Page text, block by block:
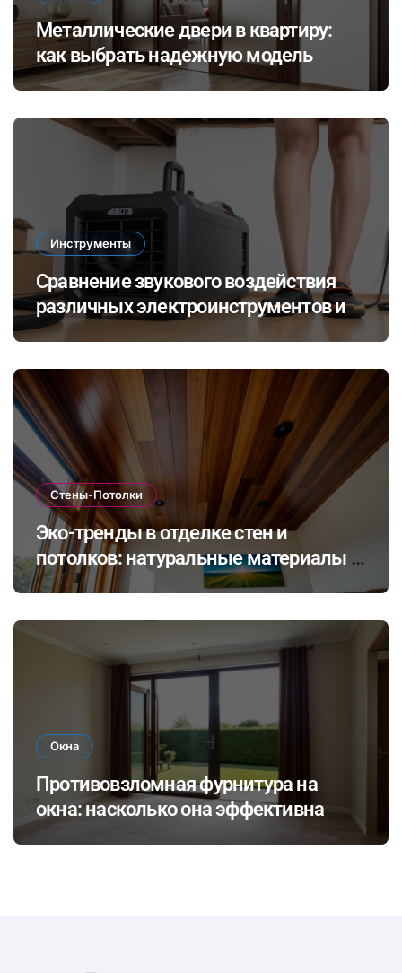
Металлические двери в квартиру:
как выбрать надежную модель
Инструменты
Сравнение звукового воздействия
различных электроинструментов и
его влияние на здоровье при ремонте
Стены-Потолки
Эко-тренды в отделке стен и
потолков: натуральные материалы и
экологичные покрытия для
Окна
Противовзломная фурнитура на
окна: насколько она эффективна